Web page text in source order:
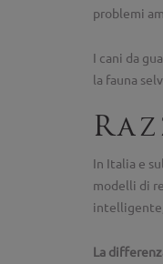
problemi
I cani da
la fauna
In Italia e
modelli di
La